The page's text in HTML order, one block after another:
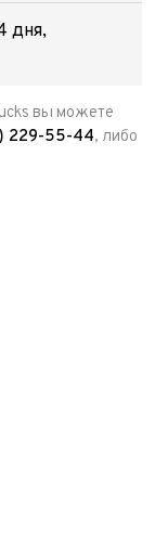
дня,
вы можете
229-55-44, либо